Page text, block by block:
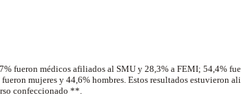
fueron médicos afiliados al SMU y 28,3% a FEMI; 54,4%
mujeres y 44,6% hombres. Estos resultados estuvieron
confeccionado **.